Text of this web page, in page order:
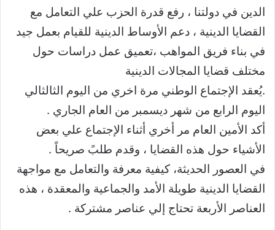
الدين في دولتنا ، رفع قدرة الحزب علي التعامل مع
القضايا الدينية ، دعم الأوساط الدينية للقيام بعمل جيد
في بناء فريق المواهب ،تعميق عمل دراسات حول
مختلف قضايا المجالات الدينية
.يُعقد الإجتماع الوطني مرة اخري من اليوم الثالثالي
اليوم الرابع من شهر ديسمبر من العام الجاري .
أكد الأمين العام مر أخري أثناء الإجتماع علي بعض
الأشياء حول هذه القضايا ، وقدم طلبً صريحاً .
في العصور الحديثة، كيفية معرفة والتعامل مع مواجهة
القضايا الدينية طويلة الأمد والجماعية والمعقدة ، هذه
العناصر الأربعة تحتاج إلي عناصر مشتركة .